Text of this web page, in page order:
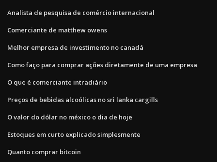
Analista de pesquisa de comércio internacional
Comerciante de matthew owens
Melhor empresa de investimento no canadá
Como faço para comprar ações diretamente de uma empresa
O que é comerciante intradiário
Preços de bebidas alcoólicas no sri lanka cargills
O valor do dólar no méxico o dia de hoje
Estoques em curto explicado simplesmente
Quanto comprar bitcoin